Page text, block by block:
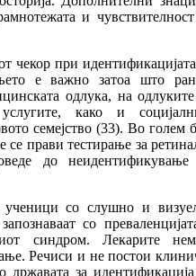
и
чекор при
е важно затоа што
одлука, на
како и
семејство (33). Во голем
се прави тестирање за
до
ученици со слушно и
со
синдром. Лекарите
Речиси и не постои
државата за